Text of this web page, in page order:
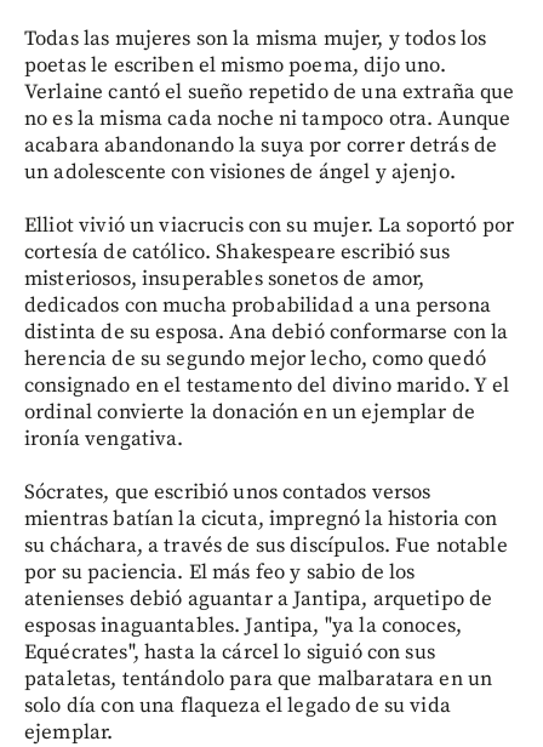
Todas las mujeres son la misma mujer, y todos los
poetas le escriben el mismo poema, dijo uno.
Verlaine cantó el sueño repetido de una extraña que
no es la misma cada noche ni tampoco otra. Aunque
acabara abandonando la suya por correr detrás de
un adolescente con visiones de ángel y ajenjo.
Elliot vivió un viacrucis con su mujer. La soportó por
cortesía de católico. Shakespeare escribió sus
misteriosos, insuperables sonetos de amor,
dedicados con mucha probabilidad a una persona
distinta de su esposa. Ana debió conformarse con la
herencia de su segundo mejor lecho, como quedó
consignado en el testamento del divino marido. Y el
ordinal convierte la donación en un ejemplar de
ironía vengativa.
Sócrates, que escribió unos contados versos
mientras batían la cicuta, impregnó la historia con
su cháchara, a través de sus discípulos. Fue notable
por su paciencia. El más feo y sabio de los
atenienses debió aguantar a Jantipa, arquetipo de
esposas inaguantables. Jantipa, "ya la conoces,
Equécrates", hasta la cárcel lo siguió con sus
pataletas, tentándolo para que malbaratara en un
solo día con una flaqueza el legado de su vida
ejemplar.